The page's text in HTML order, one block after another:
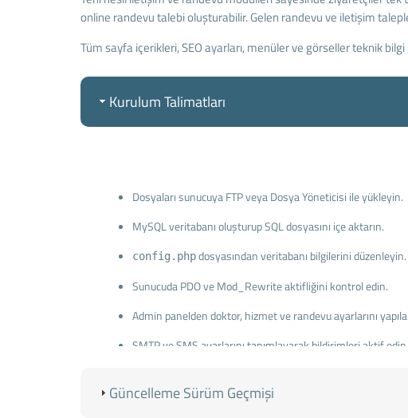
online randevu talebi oluşturabilir. Gelen randevu ve iletişim
Tüm sayfa içerikleri, SEO ayarları, menüler ve görseller teknik
Kurulum Talimatları
Dosyaları sunucuya FTP veya Dosya Yöneticisi ile yükleyin.
MySQL veritabanı oluşturup SQL dosyasını içe aktarın.
config.phpdosyasından veritabanı bilgilerini düzenleyin.
Sunucuda PDO ve Mod_Rewrite aktifliğini kontrol edin.
Admin panelden doktor, hizmet ve randevu ayarlarını
SMTP ve SMS ayarlarını tanımlayarak bildirimleri aktif edin.
Güncelleme Sürüm Geçmişi